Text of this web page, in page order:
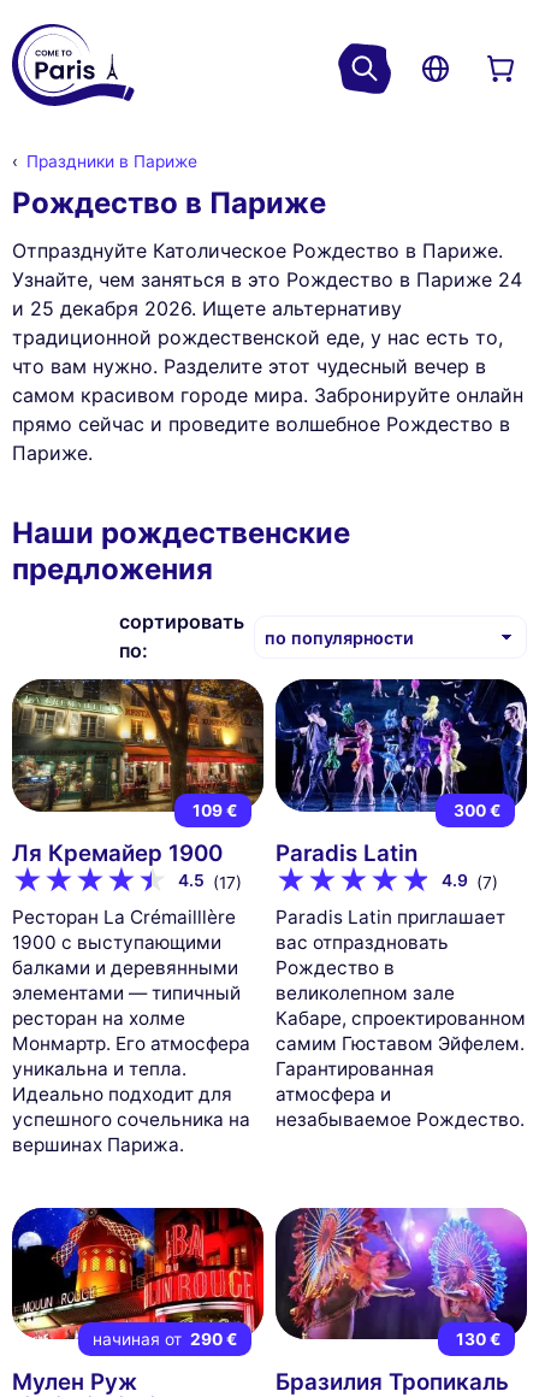
Праздники в Париже
Рождество в Париже
Отпразднуйте Католическое Рождество в Париже.
Узнайте, чем заняться в это Рождество в Париже 24
и 25 декабря 2026. Ищете альтернативу
традиционной рождественской еде, у нас есть то,
что вам нужно. Разделите этот чудесный вечер в
самом красивом городе мира. Забронируйте онлайн
прямо сейчас и проведите волшебное Рождество в
Париже.
Наши рождественские
предложения
сортировать
по:
109 €
Ля Кремайер 1900
4.5 (17)
Ресторан La Crémailllère
1900 с выступающими
балками и деревянными
элементами — типичный
ресторан на холме
Монмартр. Его атмосфера
уникальна и тепла.
Идеально подходит для
успешного сочельника на
вершинах Парижа.
300 €
Paradis Latin
4.9 (7)
Paradis Latin приглашает
вас отпраздновать
Рождество в
великолепном зале
Кабаре, спроектированном
самим Гюставом Эйфелем.
Гарантированная
атмосфера и
незабываемое Рождество.
начиная от 290 €
Мулен Руж
130 €
Бразилия Тропикаль